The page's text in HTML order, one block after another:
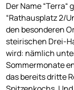
Der Name “Terra“
“Rathausplatz 2/
den besonderen
steirischen Drei-
wird: nämlich
Sommermonate
das bereits dritte